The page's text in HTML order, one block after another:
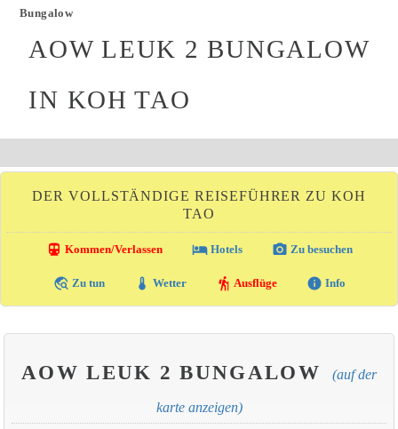
Bungalow
AOW LEUK 2 BUNGALOW
IN KOH TAO
DER VOLLSTÄNDIGE REISEFÜHRER ZU KOH
TAO
directions_transit Kommen/Verlassen local_hotelHotels photo_camera Zu besuchen
travel_explore Zu tun thermostat Wetter hiking Ausflüge info Info
AOW LEUK 2 BUNGALOW (auf der
karte anzeigen)